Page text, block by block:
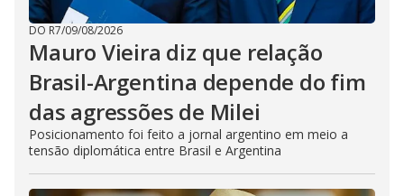
DO R7/09/08/2026
Mauro Vieira diz que relação
Brasil-Argentina depende do fim
das agressões de Milei
Posicionamento foi feito a jornal argentino em meio a
tensão diplomática entre Brasil e Argentina